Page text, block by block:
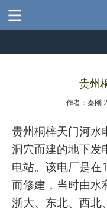
贵州
作者：秦刚
贵州桐梓天门河水
洞穴而建的地下发
电站。该电厂是
而修建，当时由水
浙大、东北、西北